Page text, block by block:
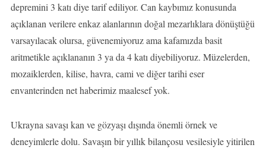
depremini 3 katı diye tarif ediliyor. Can kaybımız konusunda
açıklanan verilere enkaz alanlarının doğal mezarlıklara dönüştüğü
varsayılacak olursa, güvenemiyoruz ama kafamızda basit
aritmetikle açıklananın 3 ya da 4 katı diyebiliyoruz. Müzelerden,
mozaiklerden, kilise, havra, cami ve diğer tarihi eser
envanterinden net haberimiz maalesef yok.
Ukrayna savaşı kan ve gözyaşı dışında önemli örnek ve
deneyimlerle dolu. Savaşın bir yıllık bilançosu vesilesiyle yitirilen